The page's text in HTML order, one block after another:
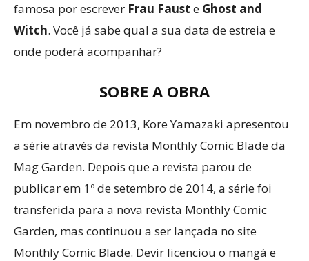
famosa por escrever Frau Faust e Ghost and
Witch. Você já sabe qual a sua data de estreia e
onde poderá acompanhar?
SOBRE A OBRA
Em novembro de 2013, Kore Yamazaki apresentou
a série através da revista Monthly Comic Blade da
Mag Garden. Depois que a revista parou de
publicar em 1º de setembro de 2014, a série foi
transferida para a nova revista Monthly Comic
Garden, mas continuou a ser lançada no site
Monthly Comic Blade. Devir licenciou o mangá e